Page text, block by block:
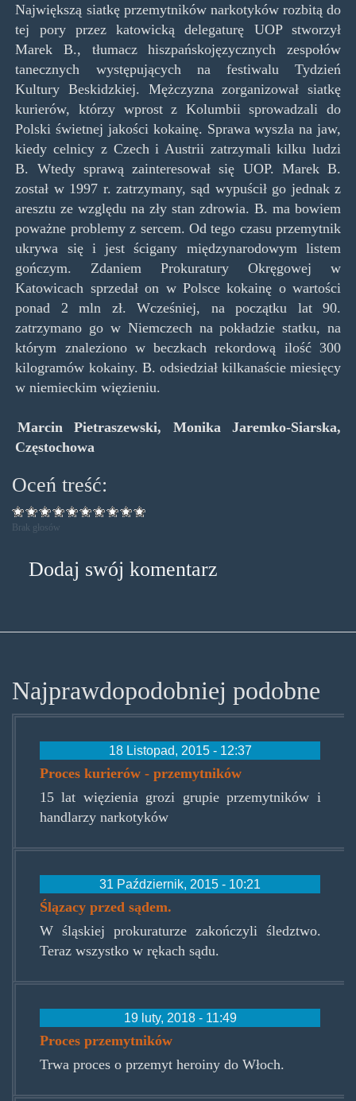
Największą siatkę przemytników narkotyków rozbitą do
tej pory przez katowicką delegaturę UOP stworzył
Marek B., tłumacz hiszpańskojęzycznych zespołów
tanecznych występujących na festiwalu Tydzień
Kultury Beskidzkiej. Mężczyzna zorganizował siatkę
kurierów, którzy wprost z Kolumbii sprowadzali do
Polski świetnej jakości kokainę. Sprawa wyszła na jaw,
kiedy celnicy z Czech i Austrii zatrzymali kilku ludzi
B. Wtedy sprawą zainteresował się UOP. Marek B.
został w 1997 r. zatrzymany, sąd wypuścił go jednak z
aresztu ze względu na zły stan zdrowia. B. ma bowiem
poważne problemy z sercem. Od tego czasu przemytnik
ukrywa się i jest ścigany międzynarodowym listem
gończym. Zdaniem Prokuratury Okręgowej w
Katowicach sprzedał on w Polsce kokainę o wartości
ponad 2 mln zł. Wcześniej, na początku lat 90.
zatrzymano go w Niemczech na pokładzie statku, na
którym znaleziono w beczkach rekordową ilość 300
kilogramów kokainy. B. odsiedział kilkanaście miesięcy
w niemieckim więzieniu.
Marcin Pietraszewski, Monika Jaremko-Siarska,
Częstochowa
Oceń treść:
Brak głosów
Dodaj swój komentarz
Najprawdopodobniej podobne
18 Listopad, 2015 - 12:37
Proces kurierów - przemytników
15 lat więzienia grozi grupie przemytników i
handlarzy narkotyków
31 Październik, 2015 - 10:21
Ślązacy przed sądem.
W śląskiej prokuraturze zakończyli śledztwo.
Teraz wszystko w rękach sądu.
19 luty, 2018 - 11:49
Proces przemytników
Trwa proces o przemyt heroiny do Włoch.